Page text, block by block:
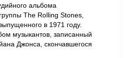
альбома
The Rolling Stones,
в 1971 году.
музыкантов, записанный
Джонса, скончавшегося